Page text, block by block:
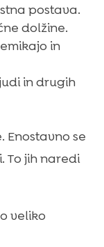
postava.
dolžine.
in
in drugih
Enostavno se
To jih naredi
veliko